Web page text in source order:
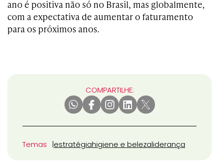
ano é positiva não só no Brasil, mas globalmente,
com a expectativa de aumentar o faturamento
para os próximos anos.
COMPARTILHE:
Temas estratégiahigiene e belezaliderança